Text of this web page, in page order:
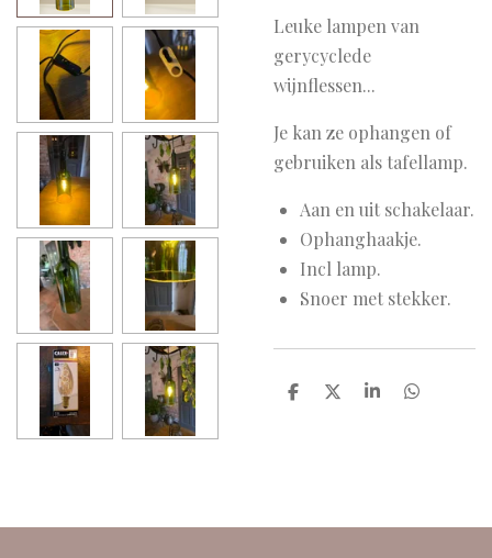
Leuke lampen van
gerycyclede
wijnflessen...
Je kan ze ophangen of
gebruiken als tafellamp.
Aan en uit schakelaar.
Ophanghaakje.
Incl lamp.
Snoer met stekker.
D
D
S
D